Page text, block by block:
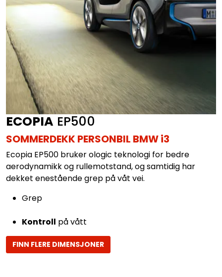
ECOPIA EP500
SOMMERDEKK PERSONBIL BMW i3
Ecopia EP500 bruker ologic teknologi for bedre
aerodynamikk og rullemotstand, og samtidig har
dekket enestående grep på våt vei.
Grep
Kontroll på vått
FINN FLERE DIMENSJONER